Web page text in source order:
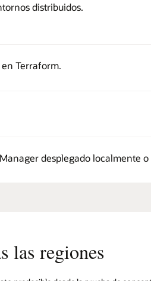
distribuidos.
Terraform.
desplegado localmente o
las regiones